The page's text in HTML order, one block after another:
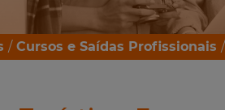
Cursos e Saídas Profissionais